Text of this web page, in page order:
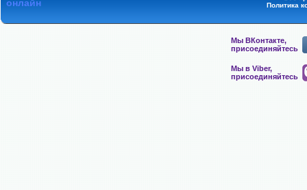
онлайн
Политика
Мы ВКонтакте,
присоединяйтесь
Мы в Viber,
присоединяйтесь